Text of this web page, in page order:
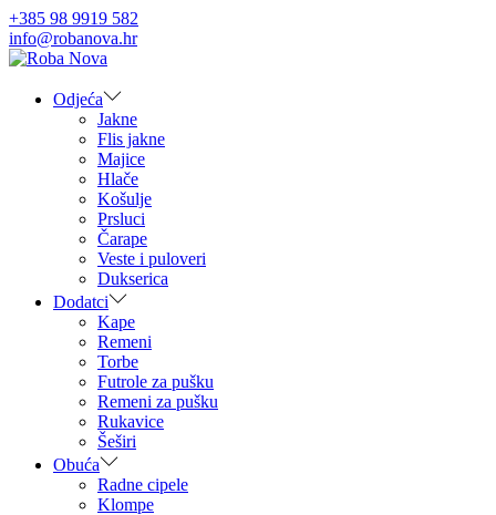
+385 98 9919 582
info@robanova.hr
Skip
navigation
Skip
contentOdjeća
Jakne
Flis jakne
Majice
Hlače
Košulje
Prsluci
Čarape
Veste i puloveri
Dukserica
Dodatci
Kape
Remeni
Torbe
Futrole za pušku
Remeni za pušku
Rukavice
Šeširi
Obuća
Radne cipele
Klompe